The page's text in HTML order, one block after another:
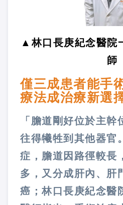
▲林口長庚紀念醫院
師
僅三成患者能手
療法成治療新選
「膽道剛好位於主
往得犧牲到其他器官
症，膽道因路徑較長
多，又分成肝內、肝
癌；林口長庚紀念醫